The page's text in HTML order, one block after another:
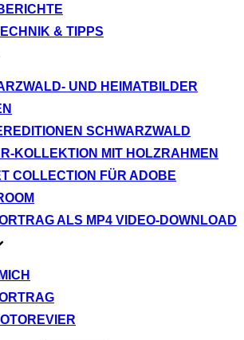
& TIPPS
UND HEIMATBILDER
SCHWARZWALD
KOLLEKTION MIT HOLZRAHMEN
COLLECTION FÜR ADOBE
ALS MP4 VIDEO-DOWNLOAD